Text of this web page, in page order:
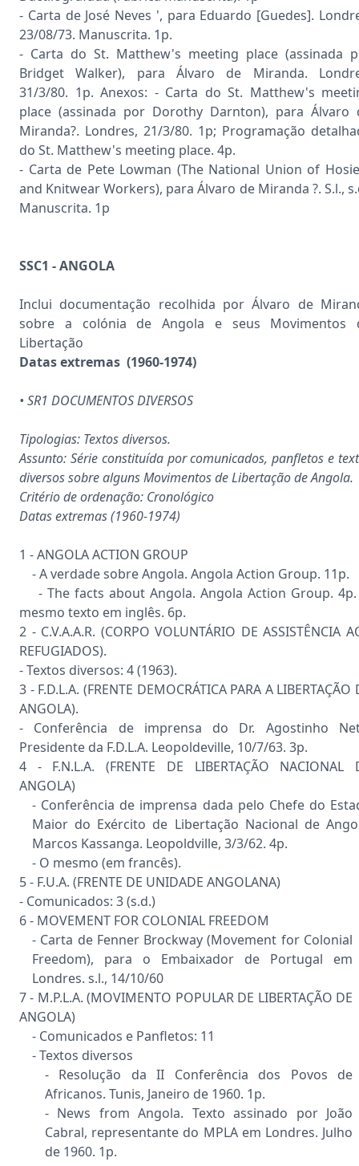
- Carta de José Neves ', para Eduardo [Guedes].
23/08/73. Manuscrita. 1p.
- Carta do St. Matthew's meeting place (assinada
Bridget Walker), para Álvaro de Miranda.
31/3/80. 1p. Anexos: - Carta do St. Matthew's
place (assinada por Dorothy Darnton), para Álvaro
Miranda?. Londres, 21/3/80. 1p; Programação
do St. Matthew's meeting place. 4p.
- Carta de Pete Lowman (The National Union of
and Knitwear Workers), para Álvaro de Miranda ?. S.l.,
Manuscrita. 1p
SSC1 - ANGOLA
Inclui documentação recolhida por Álvaro de
sobre a colónia de Angola e seus Movimentos
Libertação
Datas extremas (1960-1974)
• SR1 DOCUMENTOS DIVERSOS
Tipologias: Textos diversos.
Assunto: Série constituída por comunicados, panfletos e
diversos sobre alguns Movimentos de Libertação de Angola.
Critério de ordenação: Cronológico
Datas extremas (1960-1974)
1 - ANGOLA ACTION GROUP
- A verdade sobre Angola. Angola Action Group. 11p.
- The facts about Angola. Angola Action Group.
mesmo texto em inglês. 6p.
2 - C.V.A.A.R. (CORPO VOLUNTÁRIO DE ASSISTÊNCIA
REFUGIADOS).
- Textos diversos: 4 (1963).
3 - F.D.L.A. (FRENTE DEMOCRÁTICA PARA A LIBERTAÇÃO
ANGOLA).
- Conferência de imprensa do Dr. Agostinho
Presidente da F.D.L.A. Leopoldeville, 10/7/63. 3p.
4 - F.N.L.A. (FRENTE DE LIBERTAÇÃO NACIONAL
ANGOLA)
- Conferência de imprensa dada pelo Chefe do
Maior do Exército de Libertação Nacional de
Marcos Kassanga. Leopoldville, 3/3/62. 4p.
- O mesmo (em francês).
5 - F.U.A. (FRENTE DE UNIDADE ANGOLANA)
- Comunicados: 3 (s.d.)
6 - MOVEMENT FOR COLONIAL FREEDOM
- Carta de Fenner Brockway (Movement for Colonial
Freedom), para o Embaixador de Portugal em
Londres. s.l., 14/10/60
7 - M.P.L.A. (MOVIMENTO POPULAR DE LIBERTAÇÃO DE
ANGOLA)
- Comunicados e Panfletos: 11
- Textos diversos
- Resolução da II Conferência dos Povos de
Africanos. Tunis, Janeiro de 1960. 1p.
- News from Angola. Texto assinado por João
Cabral, representante do MPLA em Londres. Julho
de 1960. 1p.